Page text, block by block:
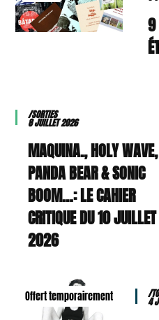
9
/SORTIES
8 JUILLET 2026
MAQUINA., HOLY WAVE,
PANDA BEAR & SONIC
BOOM…: LE CAHIER
CRITIQUE DU 10 JUILLET
2026
Offert temporairement /
4